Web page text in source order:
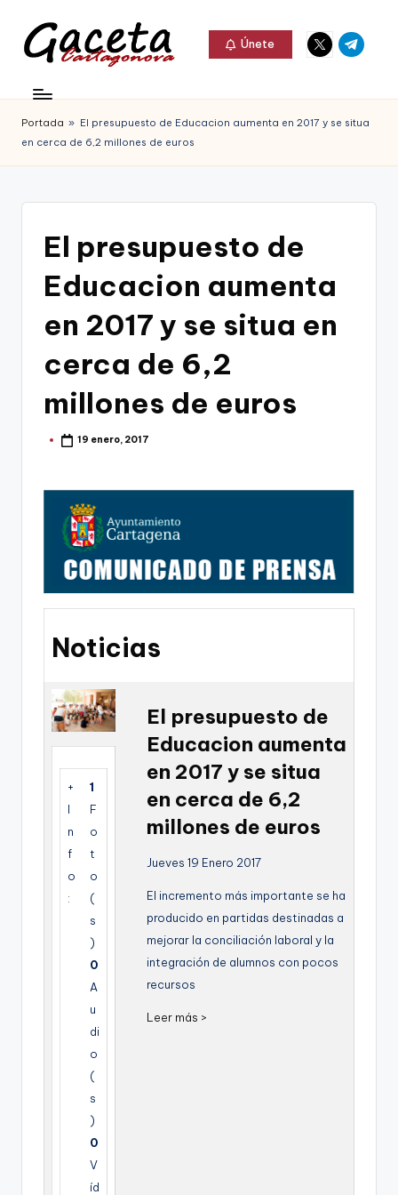
Saltar
contenido
c
e
t
Gaceta
Cartagonova,
La
que
Cartagena,
Cartagena,
Únete
Elemento
del
Elemento
del
Portada » El presupuesto de Educacion aumenta en 2017 y se situa
en cerca de 6,2 millones de euros
El presupuesto de
Educacion aumenta
en 2017 y se situa en
cerca de 6,2
millones de euros
Publicado19 enero, 2017
Noticias
+
I
n
f
o
:
1
F
o
t
o
(
s
)
0
A
u
di
o
(
s
)
0
V
íd
El presupuesto de
Educacion aumenta
en 2017 y se situa
en cerca de 6,2
millones de euros
Jueves 19 Enero 2017
El incremento más importante se ha
producido en partidas destinadas a
mejorar la conciliación laboral y la
integración de alumnos con pocos
recursos
Leer más >